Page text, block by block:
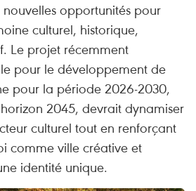
opportunités pour
culturel, historique,
Le projet récemment
pour le développement de
pour la période 2026-2030,
2045, devrait dynamiser
culturel tout en renforçant
comme ville créative et
identité unique.